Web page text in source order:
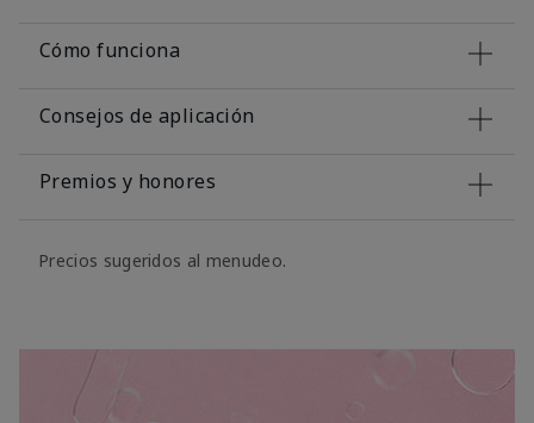
Cómo funciona
Consejos de aplicación
Premios y honores
Precios sugeridos al menudeo.